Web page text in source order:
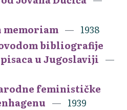
memoriam
1938
bibliografije
u Jugoslaviji
feminističke
1939